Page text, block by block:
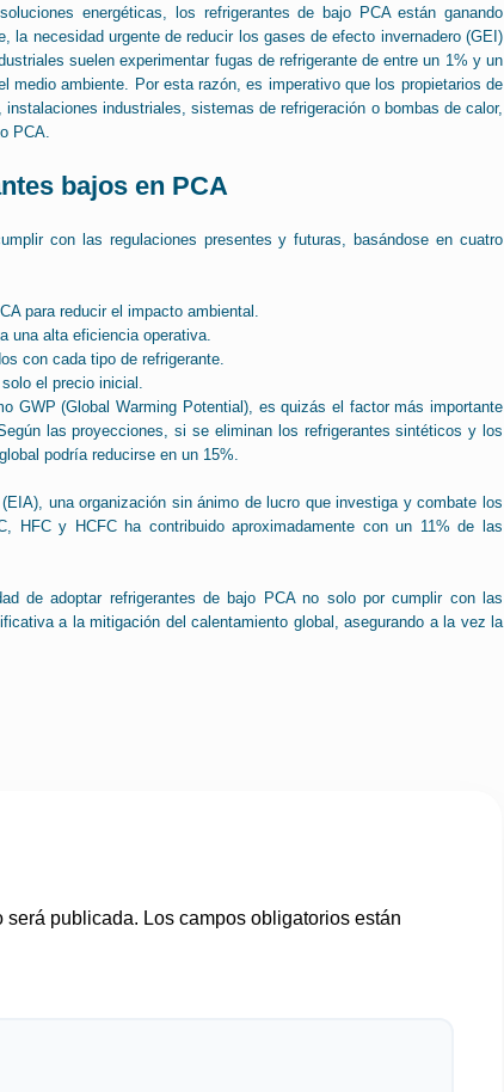
energéticas, los refrigerantes de bajo PCA están ganando
la necesidad urgente de reducir los gases de efecto invernadero (GEI)
suelen experimentar fugas de refrigerante de entre un 1% y un
ambiente. Por esta razón, es imperativo que los propietarios de
industriales, sistemas de refrigeración o bombas de calor,
PCA.
bajos en PCA
con las regulaciones presentes y futuras, basándose en cuatro
para reducir el impacto ambiental.
una alta eficiencia operativa.
con cada tipo de refrigerante.
el precio inicial.
GWP (Global Warming Potential), es quizás el factor más importante
las proyecciones, si se eliminan los refrigerantes sintéticos y los
podría reducirse en un 15%.
una organización sin ánimo de lucro que investiga y combate los
HFC y HCFC ha contribuido aproximadamente con un 11% de las
de adoptar refrigerantes de bajo PCA no solo por cumplir con las
a la mitigación del calentamiento global, asegurando a la vez la
será publicada. Los campos obligatorios están